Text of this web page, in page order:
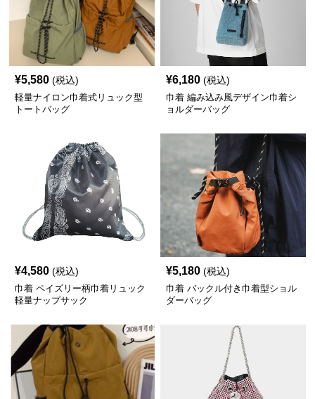
¥5,580 (税込)
軽量ナイロン巾着式リュック型
トートバッグ
¥6,180 (税込)
巾着 編み込み風デザイン巾着シ
ョルダーバッグ
¥4,580 (税込)
巾着 ペイズリー柄巾着リュック
軽量ナップサック
¥5,180 (税込)
巾着 バックル付き巾着型ショル
ダーバッグ